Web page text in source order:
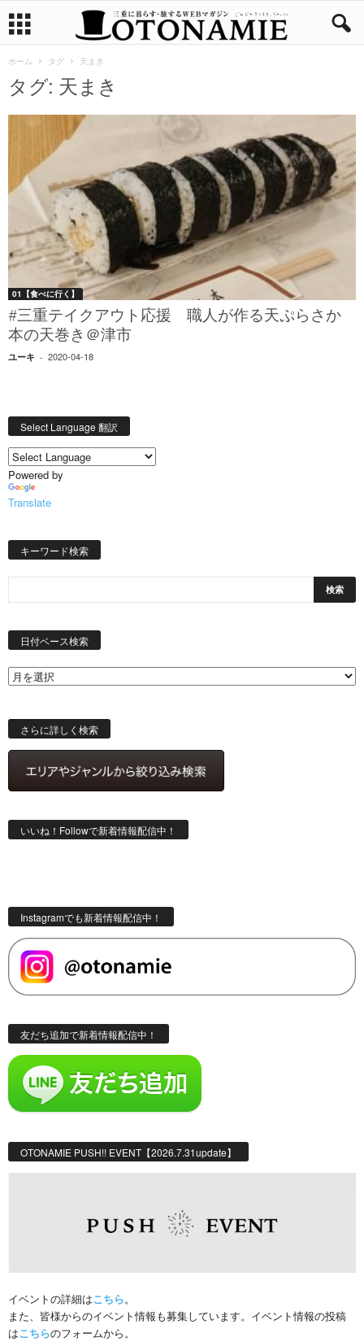
ホーム タグ 天まき
タグ: 天まき
01【食べに行く】
#三重テイクアウト応援 職人が作る天ぷらさか
本の天巻き＠津市
ユーキ - 2020-04-18
Select Language 翻訳
Powered by
Translate
キーワード検索
日付ベース検索
さらに詳しく検索
いいね！Followで新着情報配信中！
Instagramでも新着情報配信中！
友だち追加で新着情報配信中！
OTONAMIE PUSH!! EVENT【2026.7.31update】
イベントの詳細はこちら。
また、皆様からのイベント情報も募集しています。イベント情報の投稿
はこちらのフォームから。